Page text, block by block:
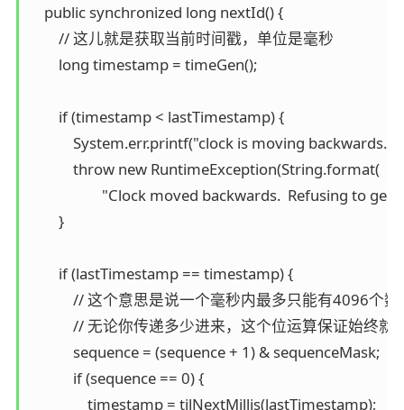
    public synchronized long nextId() {
        // 这儿就是获取当前时间戳，单位是毫秒
        long timestamp = timeGen();
        if (timestamp < lastTimestamp) {
System.err.printf("clock is moving
            throw new RuntimeException(String.format(
"Clock moved backwards.  Refusing
        }
        if (lastTimestamp == timestamp) {
// 这个意思是说一个毫秒内最多只能有4096个
// 无论你传递多少进来，这个位运算保证
            sequence = (sequence + 1) & sequenceMask;
            if (sequence == 0) {
                timestamp = tilNextMillis(lastTimestamp);